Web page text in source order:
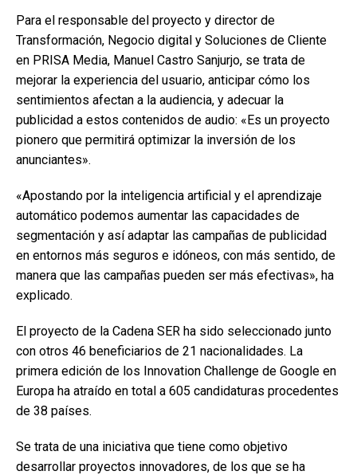
Para el responsable del proyecto y director de
Transformación, Negocio digital y Soluciones de Cliente
en PRISA Media, Manuel Castro Sanjurjo, se trata de
mejorar la experiencia del usuario, anticipar cómo los
sentimientos afectan a la audiencia, y adecuar la
publicidad a estos contenidos de audio: «Es un proyecto
pionero que permitirá optimizar la inversión de los
anunciantes».
«Apostando por la inteligencia artificial y el aprendizaje
automático podemos aumentar las capacidades de
segmentación y así adaptar las campañas de publicidad
en entornos más seguros e idóneos, con más sentido, de
manera que las campañas pueden ser más efectivas», ha
explicado.
El proyecto de la Cadena SER ha sido seleccionado junto
con otros 46 beneficiarios de 21 nacionalidades. La
primera edición de los Innovation Challenge de Google en
Europa ha atraído en total a 605 candidaturas procedentes
de 38 países.
Se trata de una iniciativa que tiene como objetivo
desarrollar proyectos innovadores, de los que se ha